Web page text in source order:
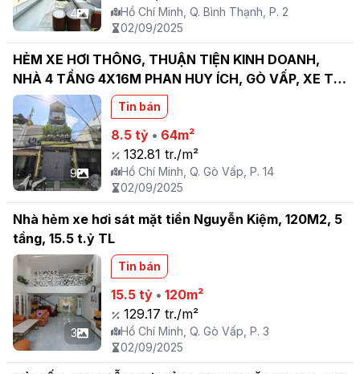
4
Hồ Chí Minh, Q. Bình Thạnh, P. 2
02/09/2025
HẺM XE HƠI THÔNG, THUẬN TIỆN KINH DOANH,
NHÀ 4 TẦNG 4X16M PHAN HUY ÍCH, GÒ VẤP, XE TẢI
ĐẬU CỬA
9
Tin bán
8.5 tỷ • 64m²
132.81 tr./m²
Hồ Chí Minh, Q. Gò Vấp, P. 14
02/09/2025
Nhà hẻm xe hơi sát mặt tiền Nguyễn Kiệm, 120M2, 5
tầng, 15.5 t.ỷ TL
3
Tin bán
15.5 tỷ •120m²
129.17 tr./m²
Hồ Chí Minh, Q. Gò Vấp, P. 3
02/09/2025